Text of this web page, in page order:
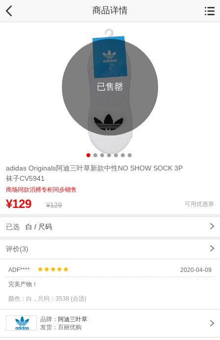
商品详情
已售罄
adidas Originals阿迪三叶草新款中性NO SHOW SOCK 3P
袜子CV5941
商场同款滔搏专柜同步销售
¥129 ¥129 可用优惠券
已选 白 / 尺码
评价(3)
ADF**** 2020-04-09
完美产物！
颜色：白，尺码：3538 (合适)
品牌： 阿迪三叶草
发货：百丽优购